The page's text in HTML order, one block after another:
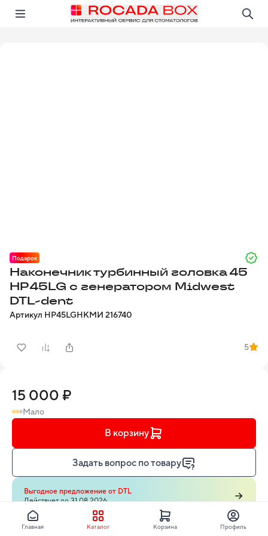
Открыть в приложении!
Подарок
Наконечник турбинный головка 45
HP45LG с генератором Midwest
DTL-dent
Артикул HP45LGНКМИ 216740
5
15 000 ₽
Мало
В корзину
Задать вопрос по товару
Выгодное предложение от DTL
Действует до 31.08.2026
Узнайте о способах доставки
Главная Каталог Корзина Профиль